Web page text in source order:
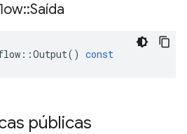
::Saída
::Output() const
públicas